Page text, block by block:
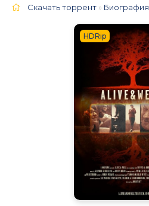
Скачать торрент » Биография
HDRip